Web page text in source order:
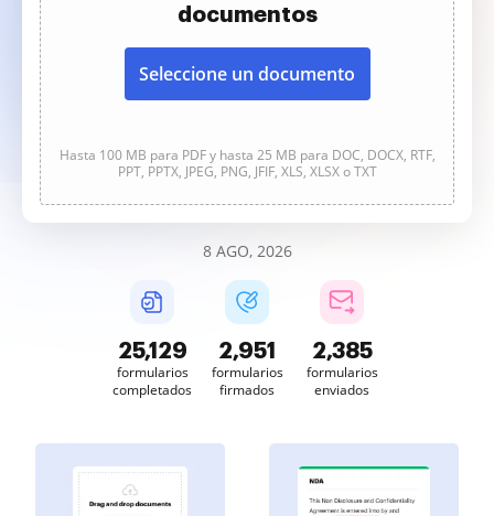
documentos
Seleccione un documento
Hasta 100 MB para PDF y hasta 25 MB para DOC, DOCX, RTF,
PPT, PPTX, JPEG, PNG, JFIF, XLS, XLSX o TXT
8 AGO, 2026
25,129
formularios
completados
2,951
formularios
firmados
2,385
formularios
enviados